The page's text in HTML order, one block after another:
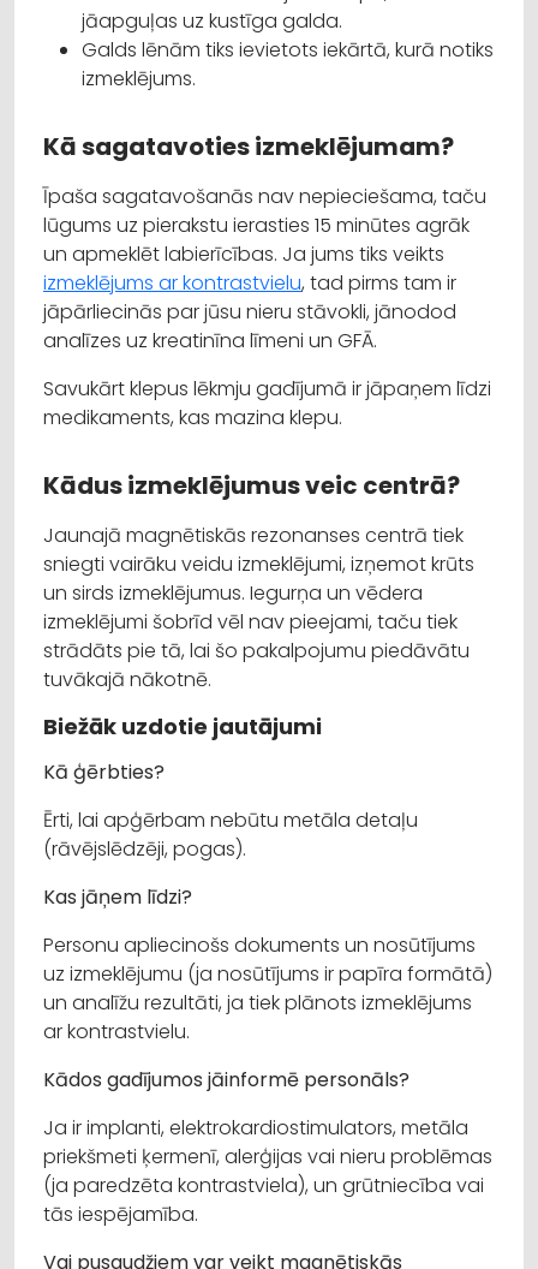
jāapguļas uz kustīga galda.
Galds lēnām tiks ievietots iekārtā, kurā notiks
izmeklējums.
Kā sagatavoties izmeklējumam?
Īpaša sagatavošanās nav nepieciešama, taču
lūgums uz pierakstu ierasties 15 minūtes agrāk
un apmeklēt labierīcības. Ja jums tiks veikts
izmeklējums ar kontrastvielu, tad pirms tam ir
jāpārliecinās par jūsu nieru stāvokli, jānodod
analīzes uz kreatinīna līmeni un GFĀ.
Savukārt klepus lēkmju gadījumā ir jāpaņem līdzi
medikaments, kas mazina klepu.
Kādus izmeklējumus veic centrā?
Jaunajā magnētiskās rezonanses centrā tiek
sniegti vairāku veidu izmeklējumi, izņemot krūts
un sirds izmeklējumus. Iegurņa un vēdera
izmeklējumi šobrīd vēl nav pieejami, taču tiek
strādāts pie tā, lai šo pakalpojumu piedāvātu
tuvākajā nākotnē.
Biežāk uzdotie jautājumi
Kā ģērbties?
Ērti, lai apģērbam nebūtu metāla detaļu
(rāvējslēdzēji, pogas).
Kas jāņem līdzi?
Personu apliecinošs dokuments un nosūtījums
uz izmeklējumu (ja nosūtījums ir papīra formātā)
un analīžu rezultāti, ja tiek plānots izmeklējums
ar kontrastvielu.
Kādos gadījumos jāinformē personāls?
Ja ir implanti, elektrokardiostimulators, metāla
priekšmeti ķermenī, alerģijas vai nieru problēmas
(ja paredzēta kontrastviela), un grūtniecība vai
tās iespējamība.
Vai pusaudžiem var veikt magnētiskās